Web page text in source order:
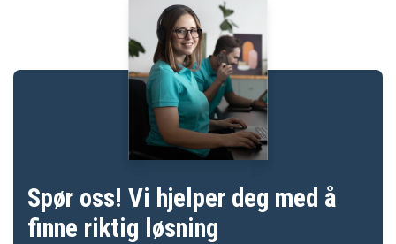
Spør oss! Vi hjelper deg med å
finne riktig løsning